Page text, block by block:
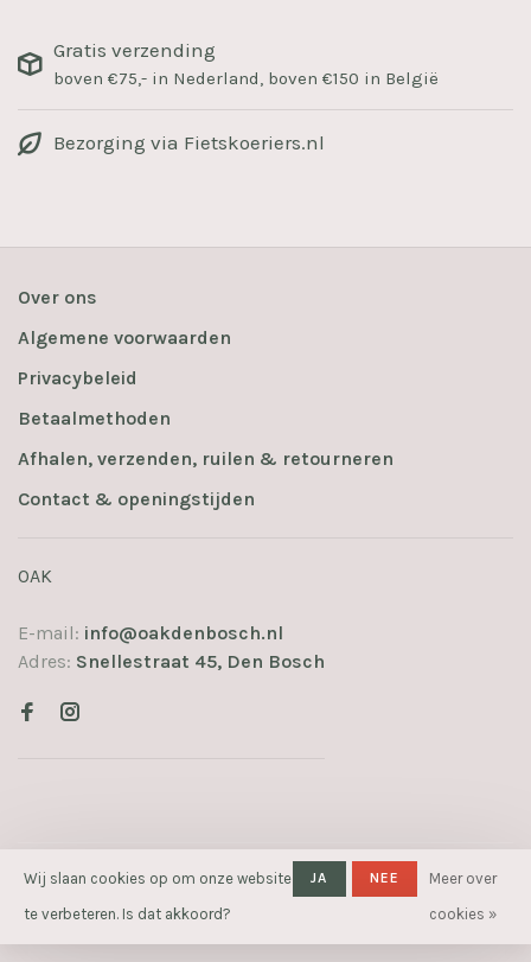
Gratis verzending
boven €75,- in Nederland, boven €150 in België
Bezorging via Fietskoeriers.nl
Over ons
Algemene voorwaarden
Privacybeleid
Betaalmethoden
Afhalen, verzenden, ruilen & retourneren
Contact & openingstijden
OAK
E-mail: info@oakdenbosch.nl
Adres: Snellestraat 45, Den Bosch
© Copyright 2026 OAK- Powered
Huysmans.me
Wij slaan cookies op om onze website
te verbeteren. Is dat akkoord?
JA NEE
Meer over
cookies »